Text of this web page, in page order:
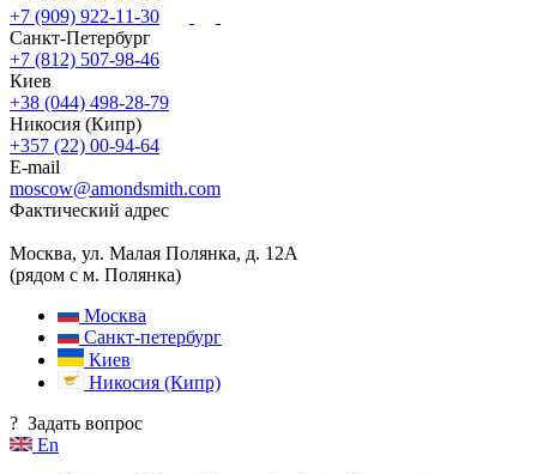
+7 (909) 922-11-30
Санкт-Петербург
+7 (812) 507-98-46
Киев
+38 (044) 498-28-79
Никосия (Кипр)
+357 (22) 00-94-64
E-mail
moscow@amondsmith.com
Фактический адрес
Москва, ул. Малая Полянка, д. 12А
(рядом с м. Полянка)
Москва
Санкт-петербург
Киев
Никосия (Кипр)
? Задать вопрос
En